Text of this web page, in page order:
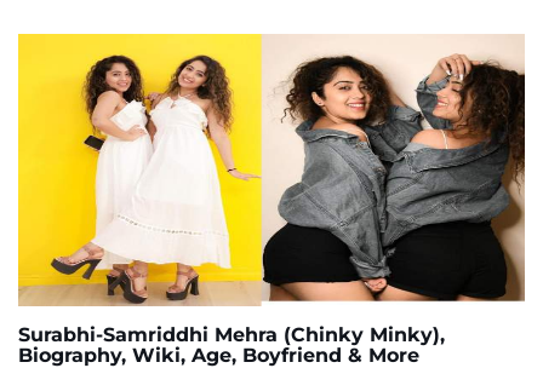
Surabhi-Samriddhi Mehra (Chinky Minky),
Biography, Wiki, Age, Boyfriend & More